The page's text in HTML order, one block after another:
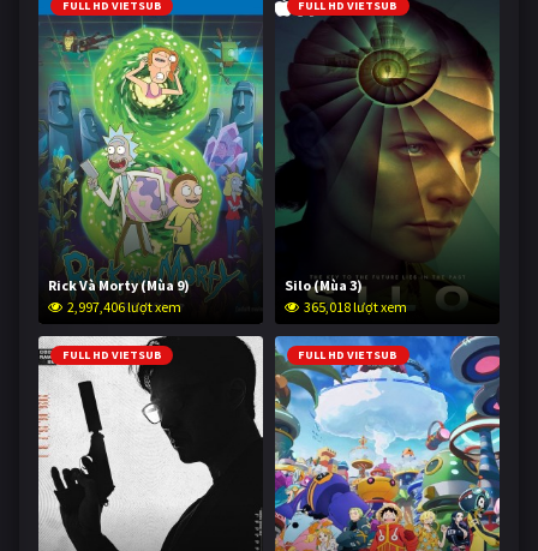
FULL HD VIETSUB
Rick Và Morty (Mùa 9)
2,997,406 lượt xem
FULL HD VIETSUB
Silo (Mùa 3)
365,018 lượt xem
FULL HD VIETSUB FULL HD VIETSUB